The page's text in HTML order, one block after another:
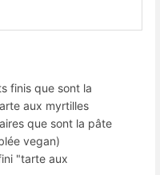
finis que sont la
aux myrtilles
que sont la pâte
vegan)
"tarte aux